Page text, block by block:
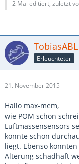
2 Mal editiert, zuletzt
TobiasABL
Erleuchteter
21. November 2015
Hallo max-mem,
wie POM schon
Luftmassensensors
könnte schon
liegt. Ebenso
Alterung schadhaft